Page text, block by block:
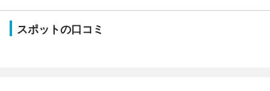
スポットの口コミ